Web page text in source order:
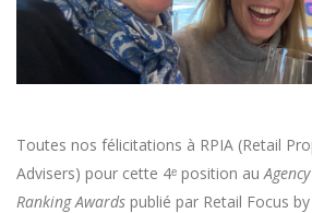
Toutes nos félicitations à RPIA (Retail
Advisers) pour cette 4ᵉ position au
Ranking Awards publié par Retail Focus